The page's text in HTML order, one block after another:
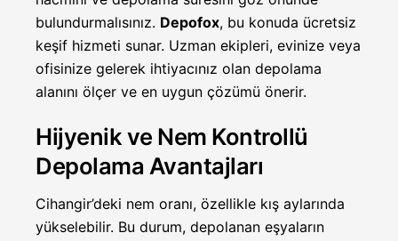
bulundurmalısınız. Depofox, bu konuda ücretsiz
keşif hizmeti sunar. Uzman ekipleri, evinize veya
ofisinize gelerek ihtiyacınız olan depolama
alanını ölçer ve en uygun çözümü önerir.
Hijyenik ve Nem Kontrollü
Depolama Avantajları
Cihangir’deki nem oranı, özellikle kış aylarında
yükselebilir. Bu durum, depolanan eşyaların